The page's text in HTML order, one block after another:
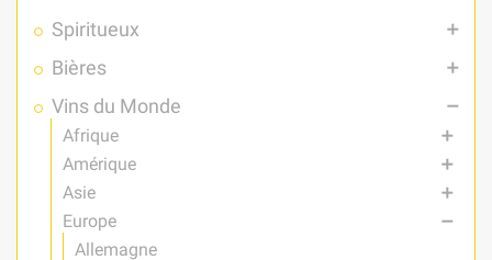
Spiritueux add
Bières add
Vins du Monde remove
Afrique add
Amérique add
Asie add
Europe remove
Allemagne